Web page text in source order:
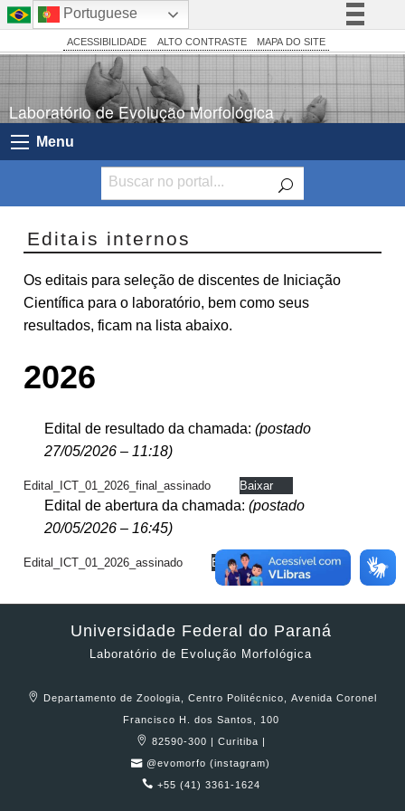
BRASIL
Simplifique!
Comunica BR
Participe
Acesso à informação
Canais
ACESSIBILIDADE ALTO CONTRASTE MAPA DO SITE
Laboratório de Evolução Morfológica
Menu
Editais internos
Os editais para seleção de discentes de Iniciação
Científica para o laboratório, bem como seus
resultados, ficam na lista abaixo.
2026
Edital de resultado da chamada:(postado
27/05/2026 – 11:18)
Edital_ICT_01_2026_final_assinado Baixar
Edital de abertura da chamada:(postado
20/05/2026 – 16:45)
Edital_ICT_01_2026_assinado Baixar
Universidade Federal do Paraná
Laboratório de Evolução Morfológica
Departamento de Zoologia, Centro Politécnico, Avenida Coronel
Francisco H. dos Santos, 100
82590-300 | Curitiba |
@evomorfo (instagram)
+55 (41) 3361-1624
Portuguese